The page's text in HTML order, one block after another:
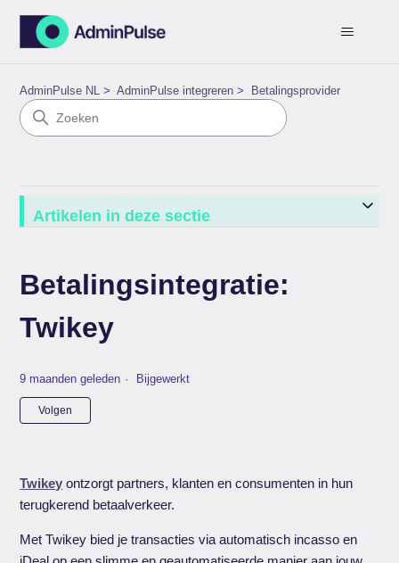
AdminPulse NL AdminPulse integreren Betalingsprovider
Artikelen in deze sectie
Betalingsintegratie:
Twikey
9 maanden geleden Bijgewerkt
Volgen
Twikey ontzorgt partners, klanten en consumenten in hun
terugkerend betaalverkeer.
Met Twikey bied je transacties via automatisch incasso en